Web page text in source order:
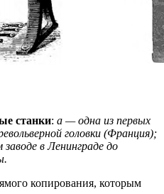
станки: а — одна из первых
головки (Франция);
в Ленинграде до
копирования, которым